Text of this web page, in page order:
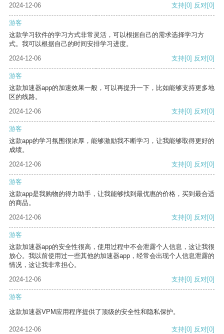
2024-12-06
支持[0] 反对[0]
游客
这款学习软件的学习方式非常灵活，可以根据自己的需求选择学习方
式。我可以根据自己的时间安排学习进度。
2024-12-06
支持[0] 反对[0]
游客
这款加速器app的加速效果一般，可以再提升一下，比如能够支持更多地
区的线路。
2024-12-06
支持[0] 反对[0]
游客
这款app的学习氛围很浓厚，能够激励我不断学习，让我能够取得更好的
成绩。
2024-12-06
支持[0] 反对[0]
游客
这款app是我购物的得力助手，让我能够找到最优惠的价格，买到最合适
的商品。
2024-12-06
支持[0] 反对[0]
游客
这款加速器app的安全性很高，使用过程中不会泄露个人信息，这让我很
放心。我以前使用过一些其他的加速器app，经常会出现个人信息泄露的
情况，这让我非常担心。
2024-12-06
支持[0] 反对[0]
游客
这款加速器VPM应用程序提供了顶级的安全性和隐私保护。
2024-12-06 支持[0] 反对[0]